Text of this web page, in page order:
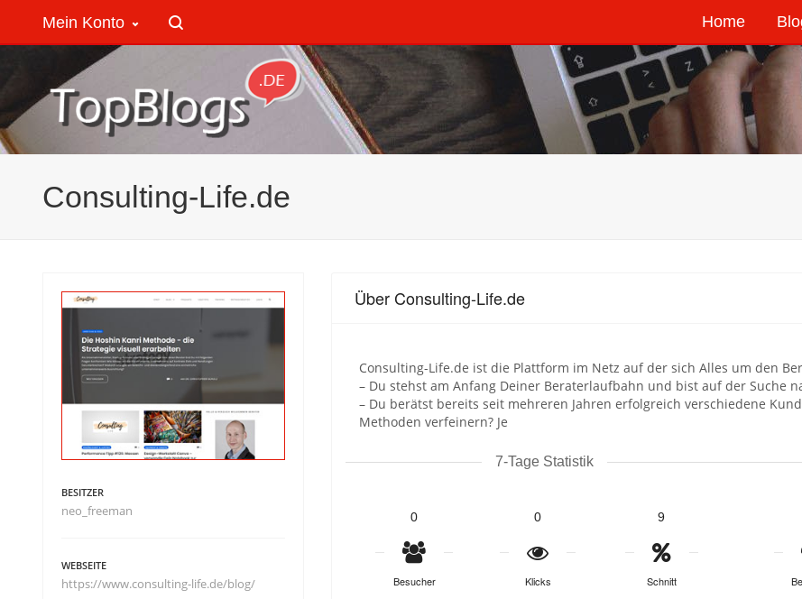
Home
Mein Konto
Consulting-Life.de
Über Consulting-Life.de
Consulting-Life.de ist die Plattform im Netz auf der sich Alles um den
– Du stehst am Anfang Deiner Beraterlaufbahn und bist auf der Suche
– Du berätst bereits seit mehreren Jahren erfolgreich verschiedene
Methoden verfeinern? Je
7-Tage Statistik
0
Besucher
0
Klicks
9
Schnitt
BESITZER
neo_freeman
WEBSEITE
https://www.consulting-life.de/blog/